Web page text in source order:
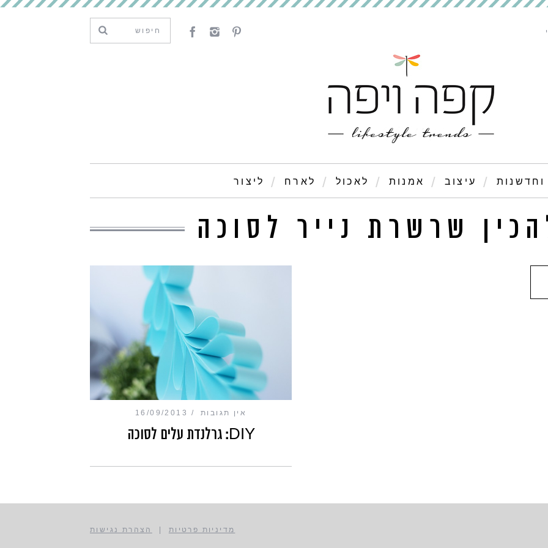
וחדשנות עיצוב אמנות לאכול לארח ליצור
שרשרת נייר לסוכה
אין תגובות 16/09/2013
DIY: גרלנדת עלים לסוכה
מדיניות פרטיות | הצהרת נגישות